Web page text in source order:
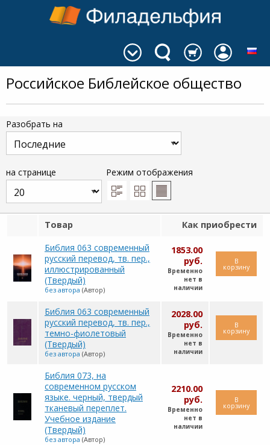
Российское Библейское общество
Разобрать на
на странице Режим отображения
Товар
Как приобрести
Библия 063 современный
русский перевод, тв. пер.,
иллюстрированный
(Твердый)
без автора (Автор)
1853.00
руб.
Временно
нет в
наличии
В
корзину
Библия 063 современный
русский перевод, тв. пер.,
темно-фиолетовый
(Твердый)
без автора (Автор)
2028.00
руб.
Временно
нет в
наличии
В
корзину
Библия 073, на
современном русском
языке. черный, твердый
тканевый переплет.
Учебное издание
(Твердый)
без автора (Автор)
2210.00
руб.
Временно
нет в
наличии
В
корзину